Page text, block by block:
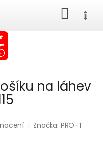
KOŠÍK
na láhev
Značka:PRO-T